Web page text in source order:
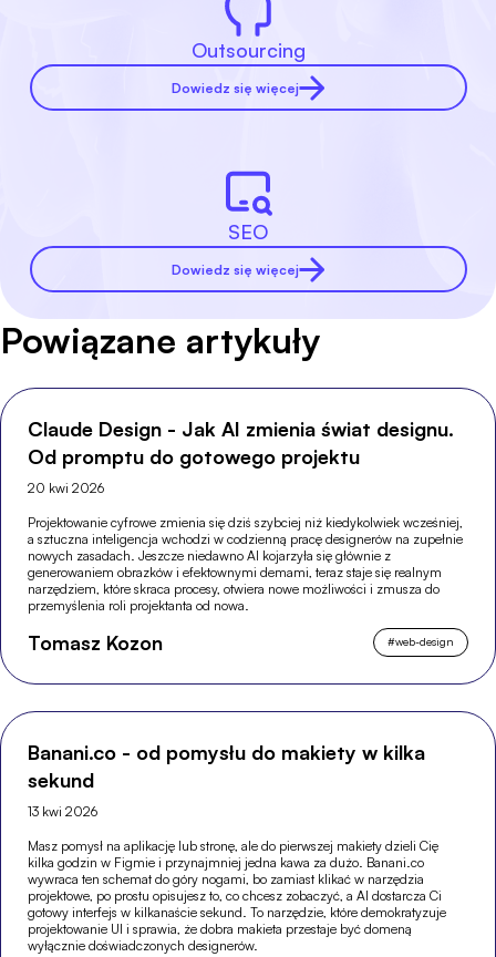
Outsourcing
Dowiedz się więcej
SEO
Dowiedz się więcej
Powiązane artykuły
Claude Design - Jak AI zmienia świat designu.
Od promptu do gotowego projektu
20 kwi 2026
Projektowanie cyfrowe zmienia się dziś szybciej niż kiedykolwiek wcześniej,
a sztuczna inteligencja wchodzi w codzienną pracę designerów na zupełnie
nowych zasadach. Jeszcze niedawno AI kojarzyła się głównie z
generowaniem obrazków i efektownymi demami, teraz staje się realnym
narzędziem, które skraca procesy, otwiera nowe możliwości i zmusza do
przemyślenia roli projektanta od nowa.
Tomasz Kozon #web-design
Banani.co - od pomysłu do makiety w kilka
sekund
13 kwi 2026
Masz pomysł na aplikację lub stronę, ale do pierwszej makiety dzieli Cię
kilka godzin w Figmie i przynajmniej jedna kawa za dużo. Banani.co
wywraca ten schemat do góry nogami, bo zamiast klikać w narzędzia
projektowe, po prostu opisujesz to, co chcesz zobaczyć, a AI dostarcza Ci
gotowy interfejs w kilkanaście sekund. To narzędzie, które demokratyzuje
projektowanie UI i sprawia, że dobra makieta przestaje być domeną
wyłącznie doświadczonych designerów.